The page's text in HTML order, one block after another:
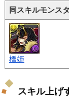
同スキルモンス
橋姫
スキル上げ